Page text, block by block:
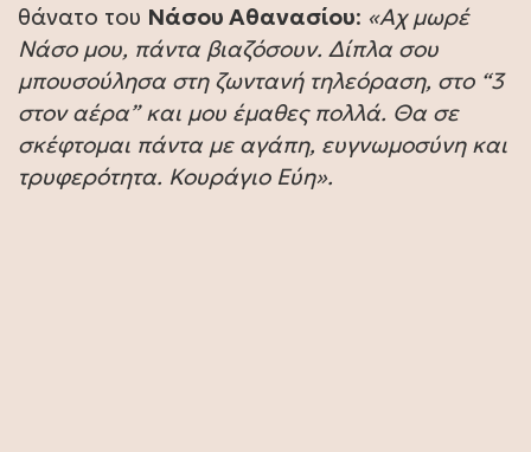
θάνατο του Νάσου Αθανασίου: «Αχ μωρέ
Νάσο μου, πάντα βιαζόσουν. Δίπλα σου
μπουσούλησα στη ζωντανή τηλεόραση, στο “3
στον αέρα” και μου έμαθες πολλά. Θα σε
σκέφτομαι πάντα με αγάπη, ευγνωμοσύνη και
τρυφερότητα. Κουράγιο Εύη».